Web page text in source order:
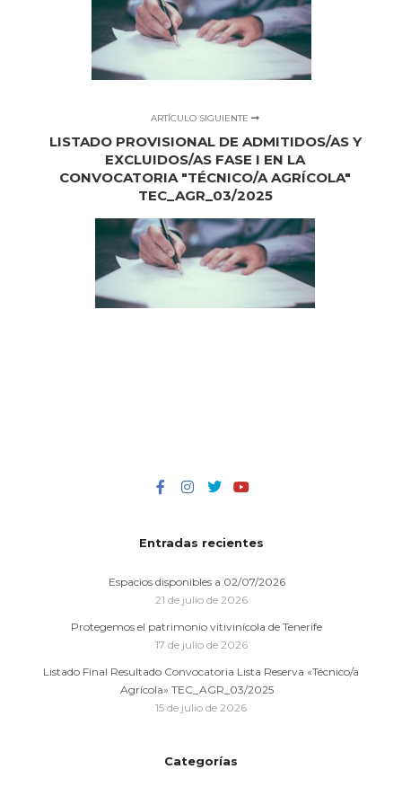
ARTÍCULO SIGUIENTE
LISTADO PROVISIONAL DE ADMITIDOS/AS Y
EXCLUIDOS/AS FASE I EN LA
CONVOCATORIA "TÉCNICO/A AGRÍCOLA"
TEC_AGR_03/2025
Entradas recientes
Espacios disponibles a 02/07/2026
21 de julio de 2026
Protegemos el patrimonio vitivinícola de Tenerife
17 de julio de 2026
Listado Final Resultado Convocatoria Lista Reserva «Técnico/a
Agrícola» TEC_AGR_03/2025
15 de julio de 2026
Categorías